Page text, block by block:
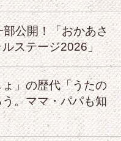
公開！「おかあさ
ステージ2026」
」の歴代「うたの
。ママ・パパも知